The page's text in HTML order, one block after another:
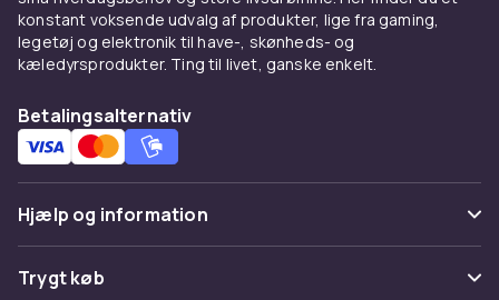
konstant voksende udvalg af produkter, lige fra gaming,
legetøj og elektronik til have-, skønheds- og
kæledyrsprodukter. Ting til livet, ganske enkelt.
Betalingsalternativ
Hjælp og information
Ofte stillede spørgsmål
Trygt køb